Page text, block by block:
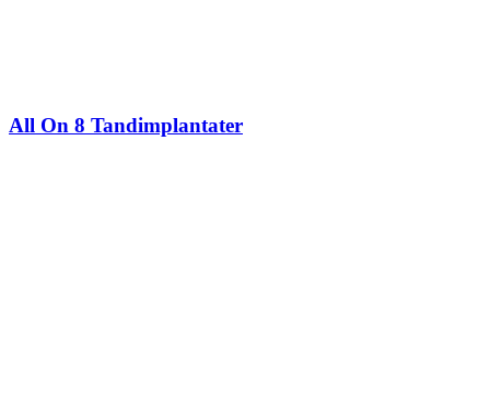
All On 8 Tandimplantater